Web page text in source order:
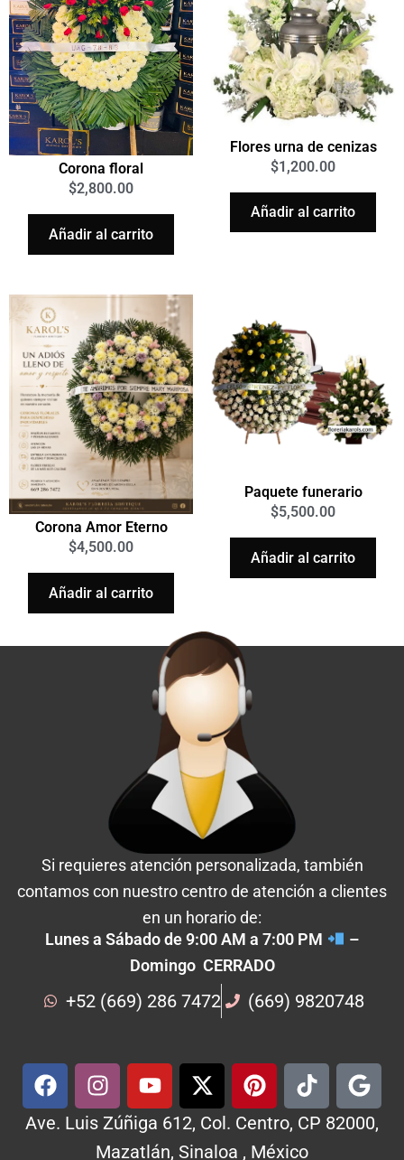
Corona floral
$2,800.00
Añadir al carrito
Flores urna de cenizas
$1,200.00
Añadir al carrito
Corona Amor Eterno
$4,500.00
Añadir al carrito
Paquete funerario
$5,500.00
Añadir al carrito
Si requieres atención personalizada, también
contamos con nuestro centro de atención a clientes
en un horario de:
Lunes a Sábado de 9:00 AM a 7:00 PM
–
Domingo CERRADO
+52 (669) 286 7472 (669) 9820748
Ave. Luis Zúñiga 612, Col. Centro, CP 82000,
Mazatlán, Sinaloa , México